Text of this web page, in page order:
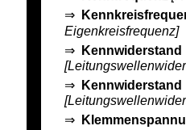
⇒
Eigenkreisfrequenz]
⇒
Kennwiderstand
⇒
Kennwiderstand
⇒